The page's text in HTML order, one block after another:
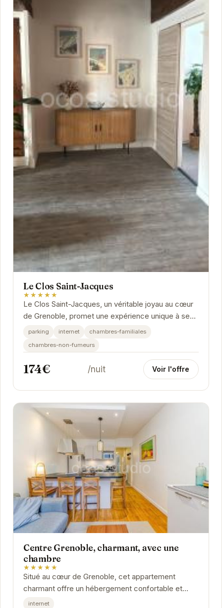
Le Clos Saint-Jacques
★★★★★
Le Clos Saint-Jacques, un véritable joyau au cœur
de Grenoble, promet une expérience unique à ses
hôtes. Son emplacement privilégié en fait le...
parking internet
chambres-familiales
chambres-non-fumeurs
174€ /nuit Voir l'offre
Centre Grenoble, charmant, avec une
chambre
★★★★★
Situé au cœur de Grenoble, cet appartement
charmant offre un hébergement confortable et
élégant. Idéal pour les couples ou les voyageurs...
internet